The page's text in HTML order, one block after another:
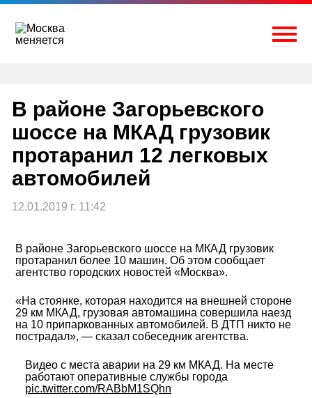
Перейти
содержимому
В районе Загорьевского
шоссе на МКАД грузовик
протаранил 12 легковых
автомобилей
12.01.2019 г. 11:42
В районе Загорьевского шоссе на МКАД грузовик
протаранил более 10 машин. Об этом сообщает
агентство городских новостей «Москва».
«На стоянке, которая находится на внешней стороне
29 км МКАД, грузовая автомашина совершила наезд
на 10 припаркованных автомобилей. В ДТП никто не
пострадал», — сказал собеседник агентства.
Видео с места аварии на 29 км МКАД. На месте
работают оперативные службы города
pic.twitter.com/RABbM1SQhn